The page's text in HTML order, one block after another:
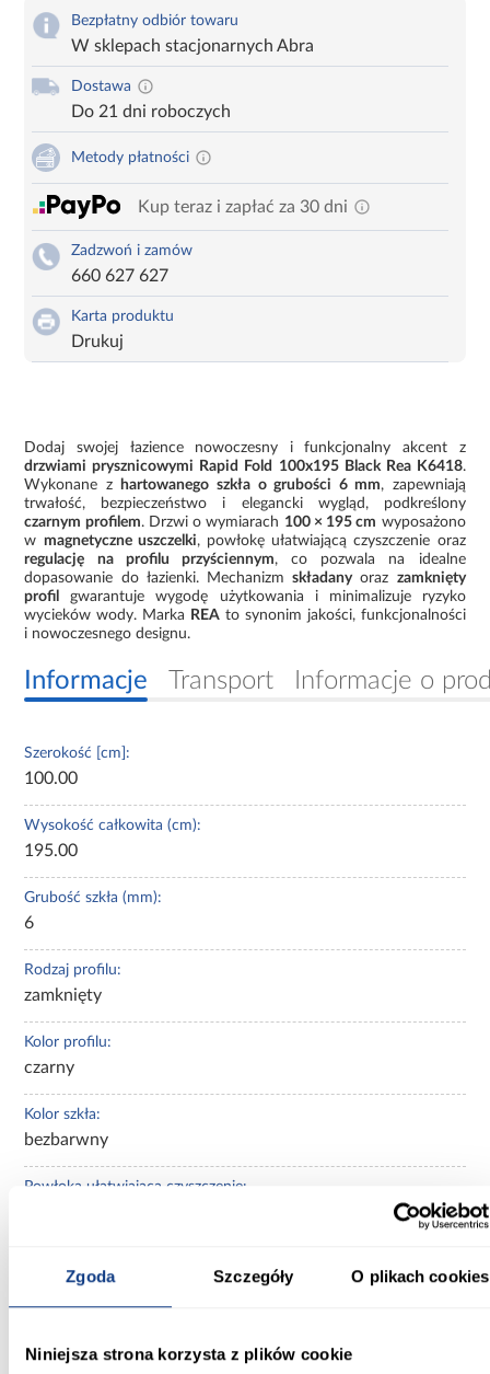
Zgoda Szczegóły O plikach cookies
Niniejsza strona korzysta z plików cookie
Bezpłatny odbiór towaru
W sklepach stacjonarnych Abra
Dostawa
Do 21 dni roboczych
Metody płatności
Kup teraz i zapłać za 30 dni
Zadzwoń i zamów
660 627 627
Karta produktu
Drukuj
Dodaj swojej łazience nowoczesny i funkcjonalny akcent z
drzwiami prysznicowymi Rapid Fold 100x195 Black Rea K6418.
Wykonane z
hartowanego szkła o grubości 6 mm, zapewniają
trwałość, bezpieczeństwo i elegancki wygląd, podkreślony
czarnym profilem. Drzwi o wymiarach 100 × 195 cm wyposażono
w magnetyczne uszczelki, powłokę ułatwiającą czyszczenie oraz
regulację na profilu przyściennym, co pozwala na idealne
dopasowanie do łazienki. Mechanizmskładany oraz zamknięty
profil
gwarantuje wygodę użytkowania i minimalizuje ryzyko
wycieków wody. Marka
REA to synonim jakości, funkcjonalności
i nowoczesnego designu.
Informacje Transport Informacje o
Szerokość [cm]:
100.00
Wysokość całkowita (cm):
195.00
Grubość szkła (mm):
6
Rodzaj profilu:
zamknięty
Kolor profilu:
czarny
Kolor szkła:
bezbarwny
Powłoka ułatwiająca czyszczenie:
Tak